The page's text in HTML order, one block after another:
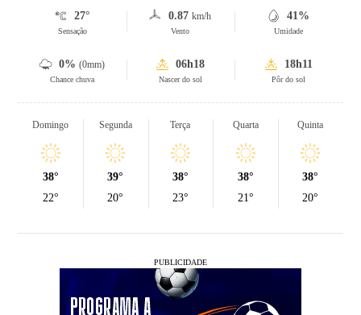
27°
Sensação
0.87km/h
Vento
41%
Umidade
0%(0mm)
Chance chuva
06h18
Nascer do sol
18h11
Pôr do sol
Domingo
38°
22°
Segunda
39°
20°
Terça
38°
23°
Quarta
38°
21°
Quinta
38°
20°
PUBLICIDADE